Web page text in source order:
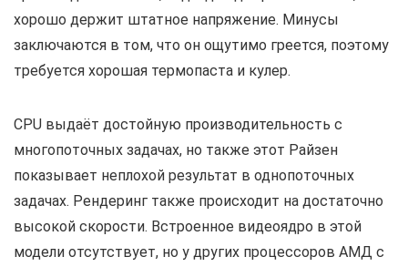
хорошо держит штатное напряжение. Минусы
заключаются в том, что он ощутимо греется, поэтому
требуется хорошая термопаста и кулер.
CPU выдаёт достойную производительность с
многопоточных задачах, но также этот Райзен
показывает неплохой результат в однопоточных
задачах. Рендеринг также происходит на достаточно
высокой скорости. Встроенное видеоядро в этой
модели отсутствует, но у других процессоров АМД с